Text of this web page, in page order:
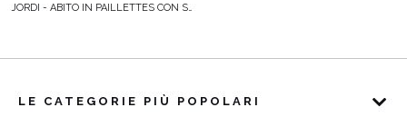
JORDI - ABITO IN PAILLETTES CON SCOLLO ALLA CARMEN
LE CATEGORIE PIÙ POPOLARI